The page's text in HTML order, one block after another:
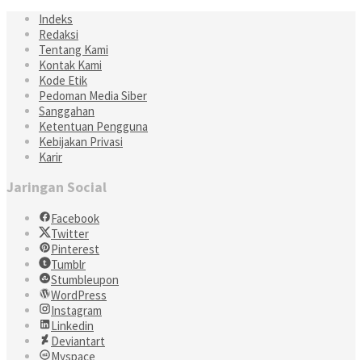
Indeks
Redaksi
Tentang Kami
Kontak Kami
Kode Etik
Pedoman Media Siber
Sanggahan
Ketentuan Pengguna
Kebijakan Privasi
Karir
Jaringan Social
Facebook
Twitter
Pinterest
Tumblr
Stumbleupon
WordPress
Instagram
Linkedin
Deviantart
Myspace